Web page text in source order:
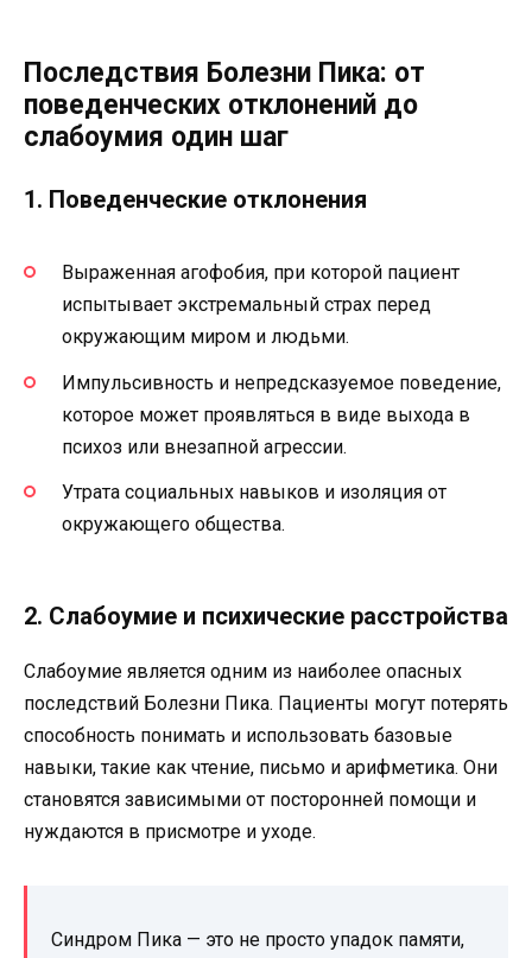
Последствия Болезни Пика: от
поведенческих отклонений до
слабоумия один шаг
1. Поведенческие отклонения
Выраженная агофобия, при которой пациент
испытывает экстремальный страх перед
окружающим миром и людьми.
Импульсивность и непредсказуемое поведение,
которое может проявляться в виде выхода в
психоз или внезапной агрессии.
Утрата социальных навыков и изоляция от
окружающего общества.
2. Слабоумие и психические расстройства
Слабоумие является одним из наиболее опасных
последствий Болезни Пика. Пациенты могут потерять
способность понимать и использовать базовые
навыки, такие как чтение, письмо и арифметика. Они
становятся зависимыми от посторонней помощи и
нуждаются в присмотре и уходе.
Синдром Пика — это не просто упадок памяти,